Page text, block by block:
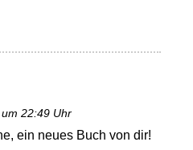
22:49 Uhr
ein neues Buch von dir!